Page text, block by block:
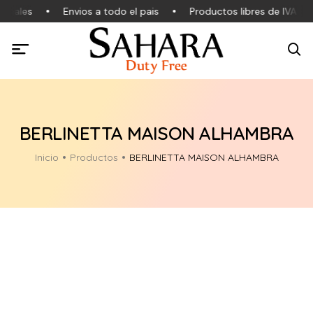
Envios a todo el pais Productos libres de IVA
BERLINETTA MAISON ALHAMBRA
Inicio Productos BERLINETTA MAISON ALHAMBRA